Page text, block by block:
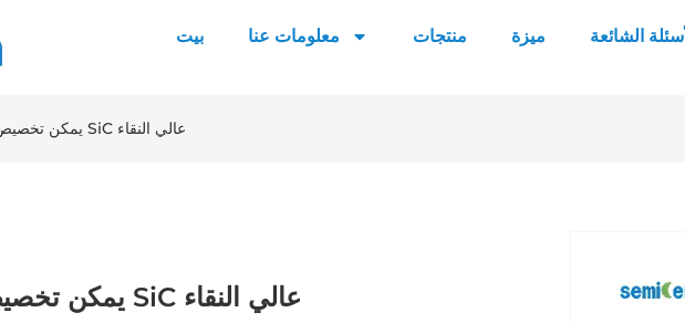
بيت معلومات عنا منتجات ميزة الشائعة